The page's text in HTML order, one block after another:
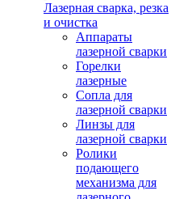
Лазерная сварка, резка
и очистка
Аппараты
лазерной сварки
Горелки
лазерные
Сопла для
лазерной сварки
Линзы для
лазерной сварки
Ролики
подающего
механизма для